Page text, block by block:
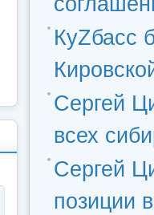
КуZбасс
Сергей
всех
Сергей
позиции